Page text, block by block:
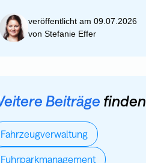
veröffentlicht am 09.07.2026
von Stefanie Effer
Beiträge finden
Fahrzeugverwaltung
Fuhrparkmanagement